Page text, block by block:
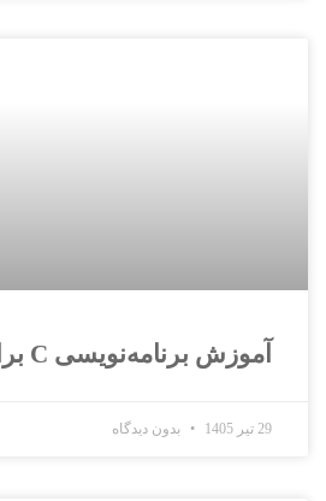
آموزش برنامه‌نویسی C برای مبتدیان
29 تیر 1405 بدون دیدگاه